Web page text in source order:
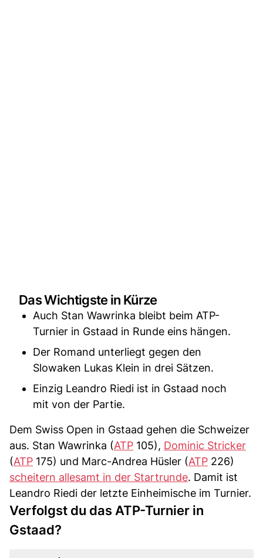
Das Wichtigste in Kürze
Auch Stan Wawrinka bleibt beim ATP-
Turnier in Gstaad in Runde eins hängen.
Der Romand unterliegt gegen den
Slowaken Lukas Klein in drei Sätzen.
Einzig Leandro Riedi ist in Gstaad noch
mit von der Partie.
Dem Swiss Open in Gstaad gehen die Schweizer
aus. Stan Wawrinka (ATP 105), Dominic Stricker
(ATP 175) und Marc-Andrea Hüsler (ATP 226)
scheitern allesamt in der Startrunde. Damit ist
Leandro Riedi der letzte Einheimische im Turnier.
Verfolgst du das ATP-Turnier in
Gstaad?